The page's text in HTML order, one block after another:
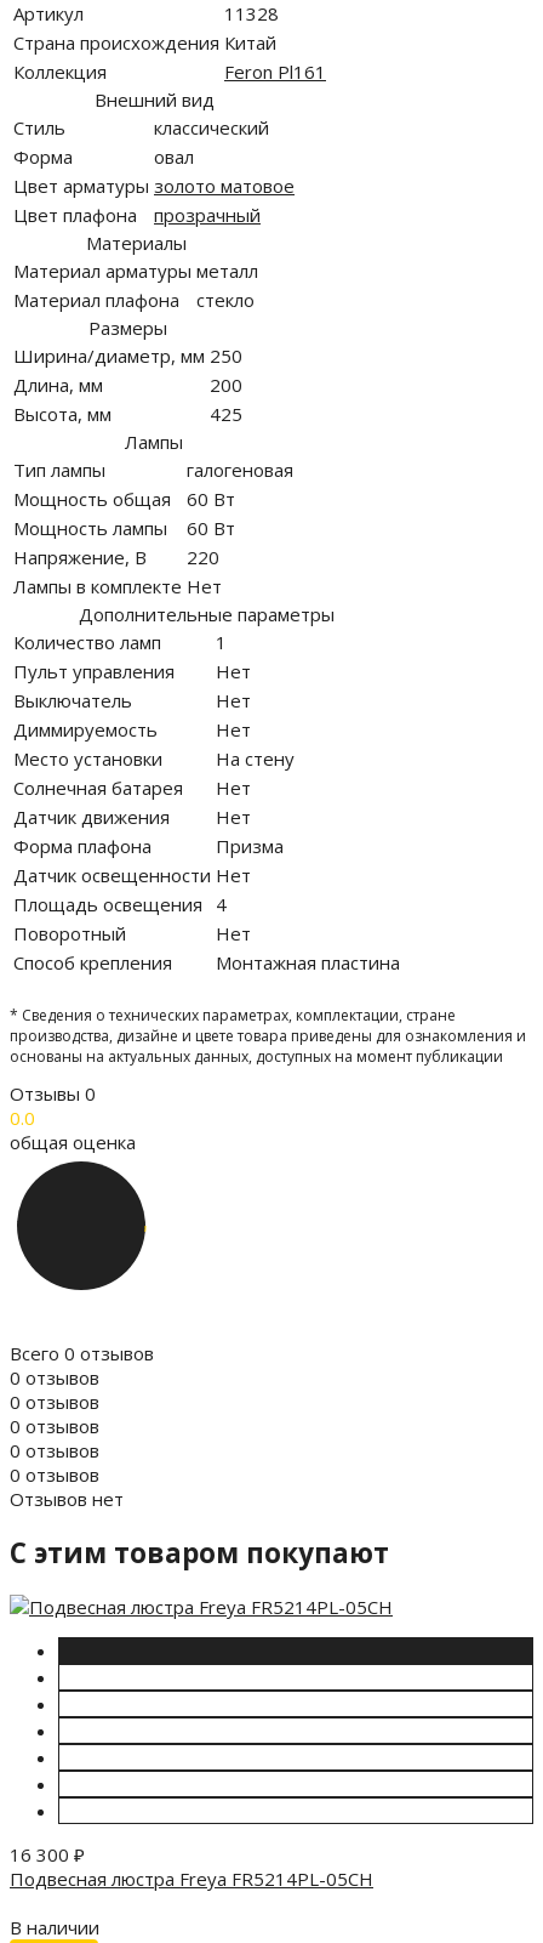
Артикул
11328
Страна происхождения Китай
Коллекция
Feron Pl161
Внешний вид
Стиль
классический
Форма
овал
Цвет арматуры золото матовое
Цвет плафона
прозрачный
Материалы
Материал арматуры металл
Материал плафона
стекло
Размеры
Ширина/диаметр, мм 250
Длина, мм
200
Высота, мм
425
Лампы
Тип лампы
галогеновая
Мощность общая
60 Вт
Мощность лампы
60 Вт
Напряжение, В
220
Лампы в комплекте Нет
Дополнительные параметры
Количество ламп
1
Пульт управления
Нет
Выключатель
Нет
Диммируемость
Нет
Место установки
На стену
Солнечная батарея
Нет
Датчик движения
Нет
Форма плафона
Призма
Датчик освещенности Нет
Площадь освещения
4
Поворотный
Нет
Способ крепления
Монтажная пластина
* Сведения о технических параметрах, комплектации, стране
производства, дизайне и цвете товара приведены для ознакомления и
основаны на актуальных данных, доступных на момент публикации
Отзывы 0
0.0
общая оценка
Всего 0 отзывов
0 отзывов
0 отзывов
0 отзывов
0 отзывов
0 отзывов
Отзывов нет
C этим товаром покупают
16 300 ₽
Подвесная люстра Freya FR5214PL-05CH
В наличии